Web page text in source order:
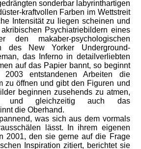
sonderbar labyrinthartigen
kraftvollen Farben im Wettstreit
Intensität zu liegen scheinen und
Psychiatriebildern eines
makaber-psychologischen
des New Yorker Underground-
das Inferno in detailverliebten
auf das Papier bannt, so beginnt
entstandenen Arbeiten die
zu öffnen und gibt den Figuren und
beginnen zusehends zu atmen,
und gleichzeitig auch das
die Oberhand.
was sich aus dem vormals
lässt. In ihrem eigenen
2001, den sie gerne auf die Frage
Inspiration zitiert, berichtet sie